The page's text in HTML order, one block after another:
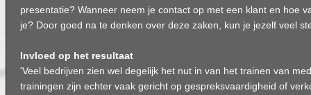
presentatie? Wanneer neem je contact op met een klant en hoe
je? Door goed na te denken over deze zaken, kun je jezelf veel
Invloed op het resultaat
'Veel bedrijven zien wel degelijk het nut in van het trainen van
trainingen zijn echter vaak gericht op gespreksvaardigheid of